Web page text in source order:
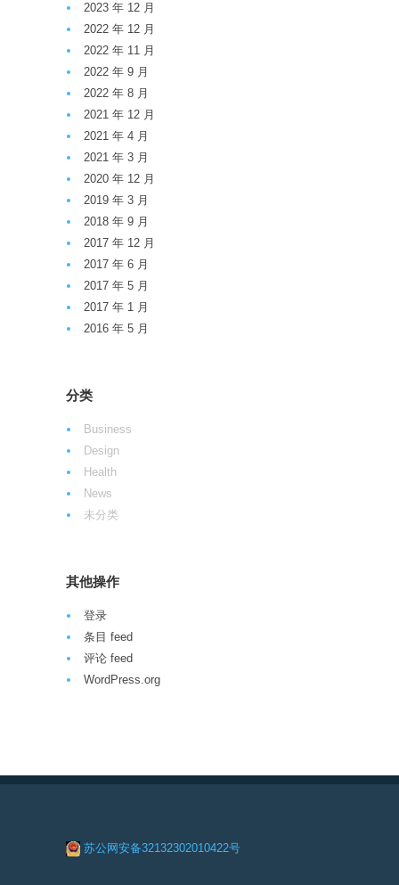
2023 年 12 月
2022 年 12 月
2022 年 11 月
2022 年 9 月
2022 年 8 月
2021 年 12 月
2021 年 4 月
2021 年 3 月
2020 年 12 月
2019 年 3 月
2018 年 9 月
2017 年 12 月
2017 年 6 月
2017 年 5 月
2017 年 1 月
2016 年 5 月
分类
Business
Design
Health
News
未分类
其他操作
登录
条目 feed
评论 feed
WordPress.org
苏公网安备32132302010422号